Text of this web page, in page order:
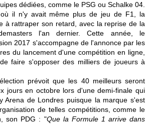
dédiées, comme le PSG ou Schalke 04.
il n'y avait même plus de jeu de F1, la
à rattraper son retard, avec la reprise de la
l'an dernier. Cette année, le
2017 s'accompagne de l'annonce par les
du lancement d'une compétition en ligne,
faire s'opposer des milliers de joueurs à
prévoit que les 40 meilleurs seront
jours en octobre lors d'une demi-finale qui
Arena de Londres puisque la marque s'est
de telles compétitions, comme le
son PDG : "Que la Formule 1 arrive dans